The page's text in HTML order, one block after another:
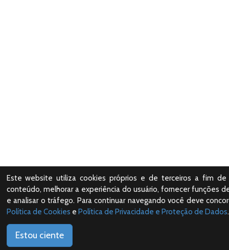
Este website utiliza cookies próprios e de terceiros a fim de
conteúdo, melhorar a experiência do usuário, fornecer funções
e analisar o tráfego. Para continuar navegando você deve
Política de Cookies e Política de Privacidade e Proteção de Dados.
Estou ciente